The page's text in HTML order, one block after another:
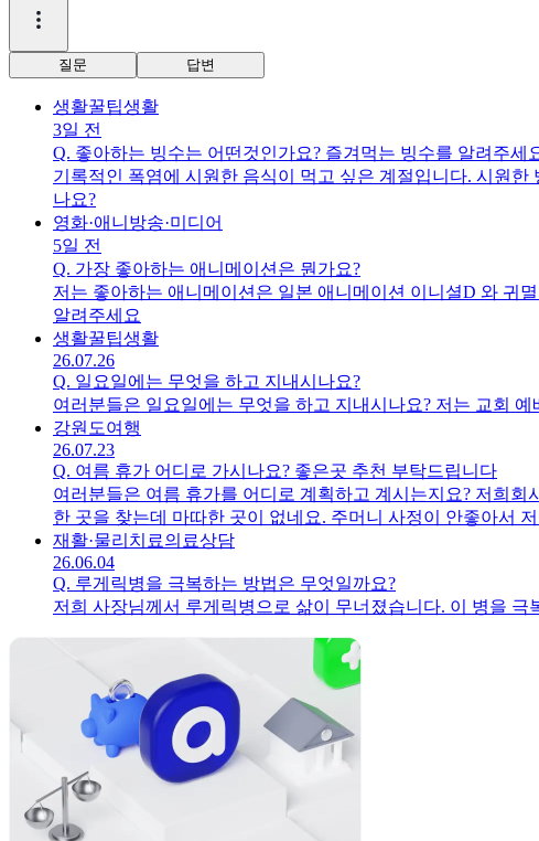
질문 답변
생활꿀팁생활
3일 전
Q. 좋아하는 빙수는 어떤것인가요? 즐겨먹는 빙수를 알려주세
기록적인 폭염에 시원한 음식이 먹고 싶은 계절입니다. 시원
나요?
영화·애니 방송·미디어
5일 전
Q. 가장 좋아하는 애니메이션은 뭔가요?
저는 좋아하는 애니메이션은 일본 애니메이션 이니셜D 와 귀
알려주세요
생활꿀팁생활
26.07.26
Q. 일요일에는 무엇을 하고 지내시나요?
여러분들은 일요일에는 무엇을 하고 지내시나요? 저는 교회
강원도여행
26.07.23
Q. 여름 휴가 어디로 가시나요? 좋은곳 추천 부탁드립니다
여러분들은 여름 휴가를 어디로 계획하고 계시는지요? 저희
한 곳을 찾는데 마따한 곳이 없네요. 주머니 사정이 안좋아서
재활·물리치료의료상담
26.06.04
Q. 루게릭병을 극복하는 방법은 무엇일까요?
저희 사장님께서 루게릭병으로 삶이 무너졌습니다. 이 병을